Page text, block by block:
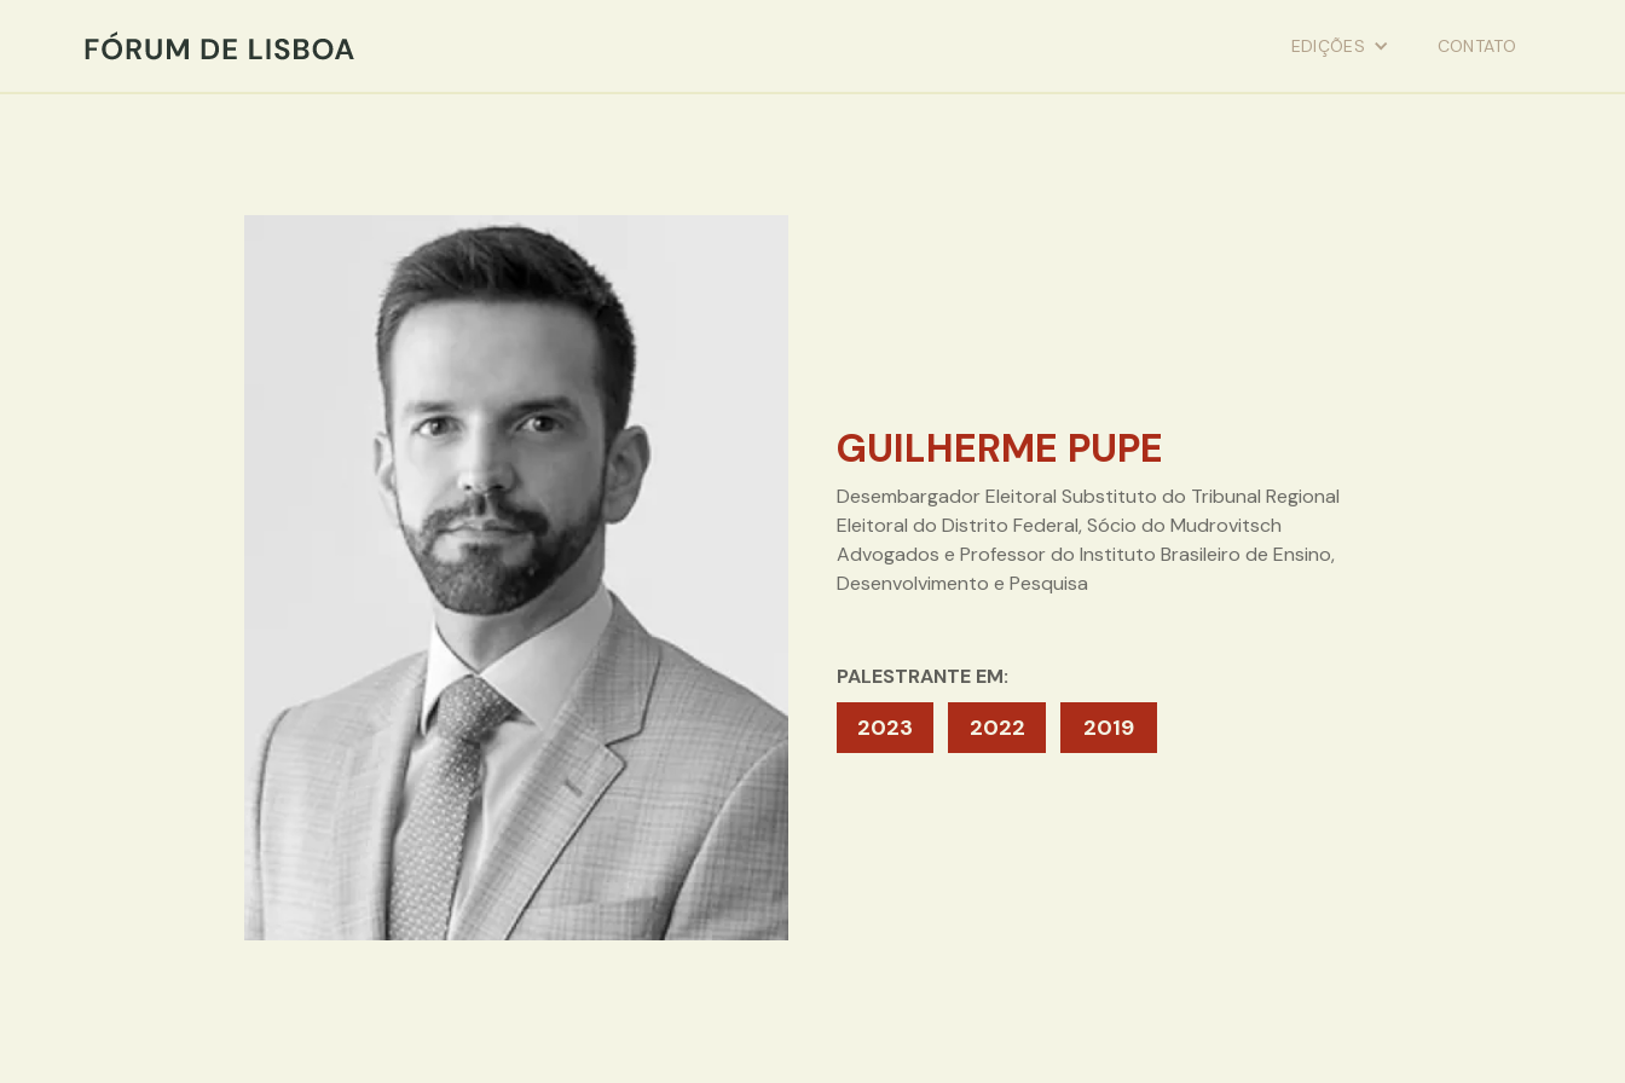
EDIÇÕES CONTATO
GUILHERME PUPE
Desembargador Eleitoral Substituto do Tribunal Regional
Eleitoral do Distrito Federal, Sócio do Mudrovitsch
Advogados e Professor do Instituto Brasileiro de Ensino,
Desenvolvimento e Pesquisa
PALESTRANTE EM:
2023 2022 2019